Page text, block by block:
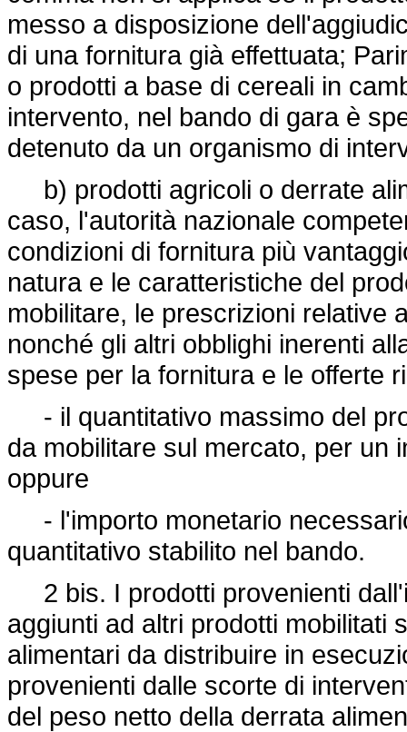
messo a disposizione
di una fornitura già effettuata;
o prodotti a base di cereali in
intervento, nel bando di gara è
detenuto da un organismo di
b) prodotti agricoli o derrate
caso, l'autorità nazionale
condizioni di fornitura più
natura e le caratteristiche del
mobilitare, le prescrizioni relative
nonché gli altri obblighi inerenti
spese per la fornitura e le offerte
- il quantitativo massimo del
da mobilitare sul mercato, per un
oppure
- l'importo monetario
quantitativo stabilito nel bando.
2 bis. I prodotti provenienti
aggiunti ad altri prodotti mobilitati
alimentari da distribuire in
provenienti dalle scorte di
del peso netto della derrata